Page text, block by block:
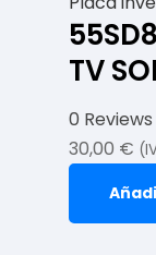
TV
0 Reviews
30,00 €